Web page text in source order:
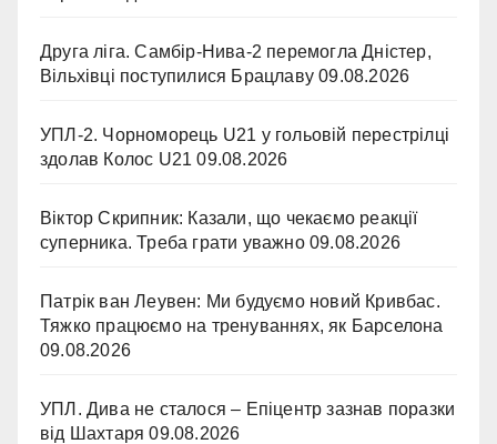
Друга ліга. Самбір-Нива-2 перемогла Дністер,
Вільхівці поступилися Брацлаву 09.08.2026
УПЛ-2. Чорноморець U21 у гольовій перестрілці
здолав Колос U21 09.08.2026
Віктор Скрипник: Казали, що чекаємо реакції
суперника. Треба грати уважно 09.08.2026
Патрік ван Леувен: Ми будуємо новий Кривбас.
Тяжко працюємо на тренуваннях, як Барселона
09.08.2026
УПЛ. Дива не сталося – Епіцентр зазнав поразки
від Шахтаря 09.08.2026